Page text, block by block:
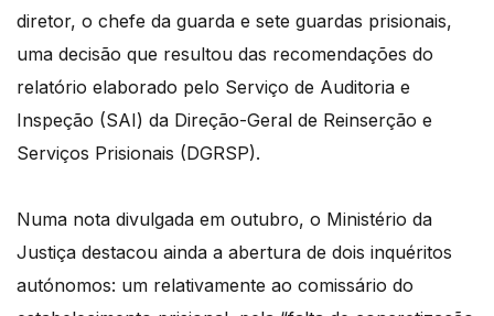
diretor, o chefe da guarda e sete guardas prisionais,
uma decisão que resultou das recomendações do
relatório elaborado pelo Serviço de Auditoria e
Inspeção (SAI) da Direção-Geral de Reinserção e
Serviços Prisionais (DGRSP).
Numa nota divulgada em outubro, o Ministério da
Justiça destacou ainda a abertura de dois inquéritos
autónomos: um relativamente ao comissário do